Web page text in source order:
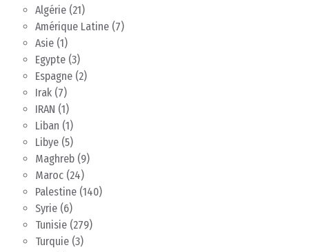
Algérie (21)
Amérique Latine (7)
Asie (1)
Egypte (3)
Espagne (2)
Irak (7)
IRAN (1)
Liban (1)
Libye (5)
Maghreb (9)
Maroc (24)
Palestine (140)
Syrie (6)
Tunisie (279)
Turquie (3)